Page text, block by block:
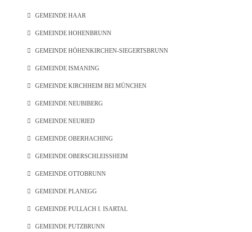
GEMEINDE HAAR
GEMEINDE HOHENBRUNN
GEMEINDE HÖHENKIRCHEN-SIEGERTSBRUNN
GEMEINDE ISMANING
GEMEINDE KIRCHHEIM BEI MÜNCHEN
GEMEINDE NEUBIBERG
GEMEINDE NEURIED
GEMEINDE OBERHACHING
GEMEINDE OBERSCHLEISSHEIM
GEMEINDE OTTOBRUNN
GEMEINDE PLANEGG
GEMEINDE PULLACH I. ISARTAL
GEMEINDE PUTZBRUNN